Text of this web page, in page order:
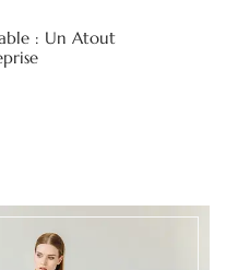
: Un Atout